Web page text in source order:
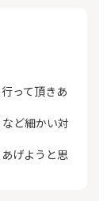
って頂きあ
ど細かい対
げようと思